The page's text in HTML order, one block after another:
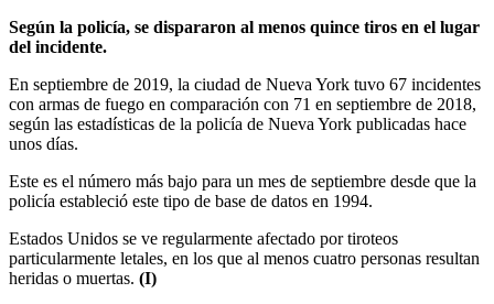
Según la policía, se dispararon al menos quince tiros en el lugar
del incidente.
En septiembre de 2019, la ciudad de Nueva York tuvo 67 incidentes
con armas de fuego en comparación con 71 en septiembre de 2018,
según las estadísticas de la policía de Nueva York publicadas hace
unos días.
Este es el número más bajo para un mes de septiembre desde que la
policía estableció este tipo de base de datos en 1994.
Estados Unidos se ve regularmente afectado por tiroteos
particularmente letales, en los que al menos cuatro personas resultan
heridas o muertas. (I)